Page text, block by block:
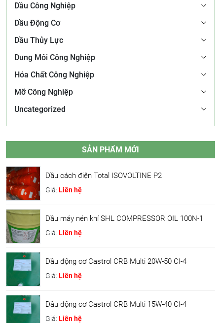
Dầu Công Nghiệp
Dầu Động Cơ
Dầu Thủy Lực
Dung Môi Công Nghiệp
Hóa Chất Công Nghiệp
Mỡ Công Nghiệp
Uncategorized
SẢN PHẨM MỚI
Dầu cách điện Total ISOVOLTINE P2
Giá: Liên hệ
Dầu máy nén khí SHL COMPRESSOR OIL 100N-1
Giá: Liên hệ
Dầu động cơ Castrol CRB Multi 20W-50 CI-4
Giá: Liên hệ
Dầu động cơ Castrol CRB Multi 15W-40 CI-4
Giá: Liên hệ